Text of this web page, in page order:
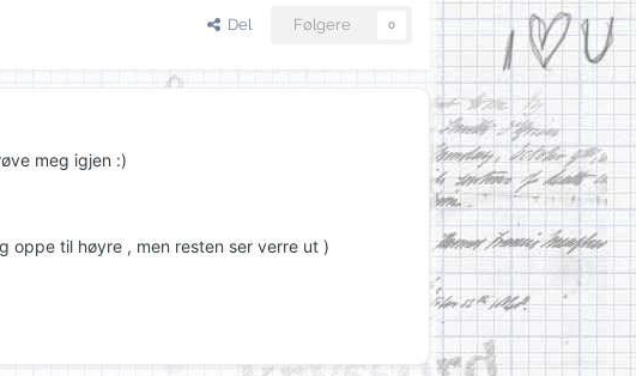
Del Følgere 0
meg igjen :)
oppe til høyre , men resten ser verre ut )